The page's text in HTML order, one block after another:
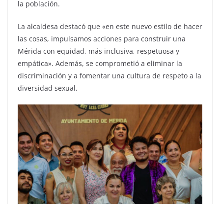
la población.
La alcaldesa destacó que «en este nuevo estilo de hacer
las cosas, impulsamos acciones para construir una
Mérida con equidad, más inclusiva, respetuosa y
empática». Además, se comprometió a eliminar la
discriminación y a fomentar una cultura de respeto a la
diversidad sexual.